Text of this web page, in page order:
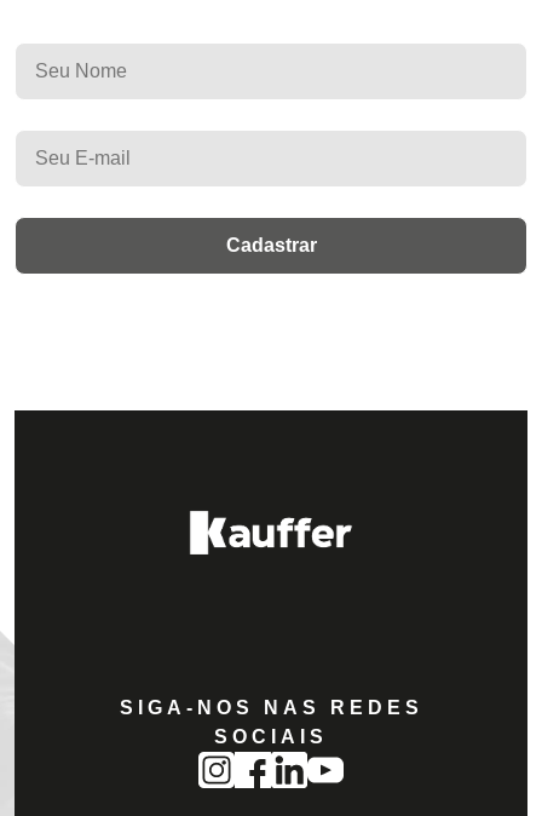
SIGA-NOS NAS REDES
SOCIAIS